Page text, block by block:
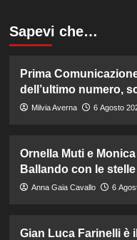
Sapevi che…
Prima
dell’ultimo numero,
Milvia Averna 6 Agosto
Ornella Muti e
Ballando con le stelle
Anna Gaia Cavallo 6
Gian Luca Farinelli è